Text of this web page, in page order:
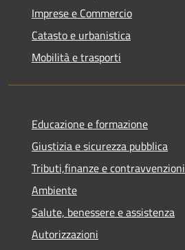
Imprese e Commercio
Catasto e urbanistica
Mobilità e trasporti
Educazione e formazione
Giustizia e sicurezza pubblica
Tributi,finanze e contravvenzioni
Ambiente
Salute, benessere e assistenza
Autorizzazioni